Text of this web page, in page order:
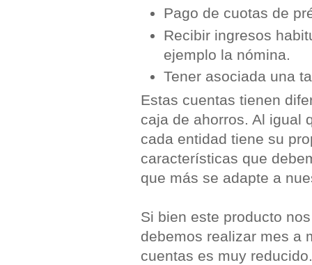
Pago de cuotas de
Recibir ingresos
ejemplo la nómina.
Tener asociada una
Estas cuentas tienen
caja de ahorros. Al igual
cada entidad tiene su
características que
que más se adapte a
Si bien este producto
debemos realizar mes a
cuentas es muy